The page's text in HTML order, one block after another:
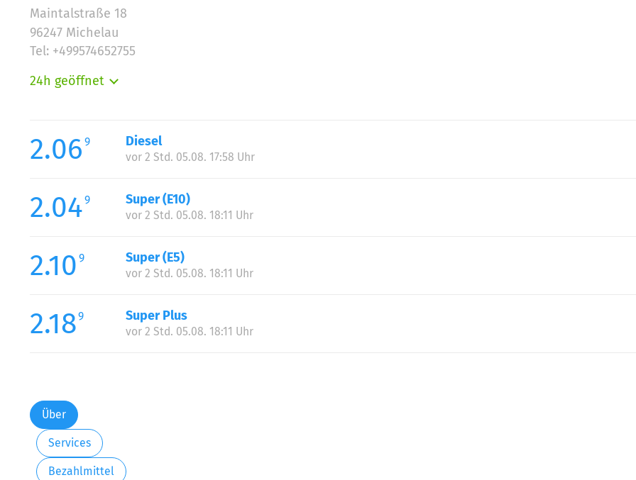
Maintalstraße 18
96247 Michelau
Tel: +499574652755
24h geöffnet
Mittwoch:
Donnerstag:
Samstag:
Sonntag:
2.06 9 Diesel
vor 2 Std. 05.08. 17:58 Uhr
2.049 Super (E10)
vor 2 Std. 05.08. 18:11 Uhr
2.10 9 Super (E5)
vor 2 Std. 05.08. 18:11 Uhr
2.189 Super Plus
vor 2 Std. 05.08. 18:11 Uhr
Über
Services
Bezahlmittel